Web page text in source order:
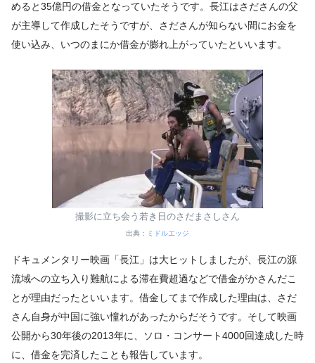
めると35億円の借金となっていたそうです。長江はさださんの父
が主導して作成したそうですが、さださんが知らない間にお金を
使い込み、いつのまにか借金が膨れ上がっていたといいます。
撮影に立ち会う若き日のさだまさしさん
出典： ミドルエッジ
ドキュメンタリー映画「長江」は大ヒットしましたが、長江の源
流域への立ち入り難航による滞在費超過などで借金がかさんだこ
とが理由だったといいます。借金してまで作成した理由は、さだ
さん自身が中国に強い憧れがあったからだそうです。そして映画
公開から30年後の2013年に、ソロ・コンサート4000回達成した時
に、借金を完済したことも報告しています。